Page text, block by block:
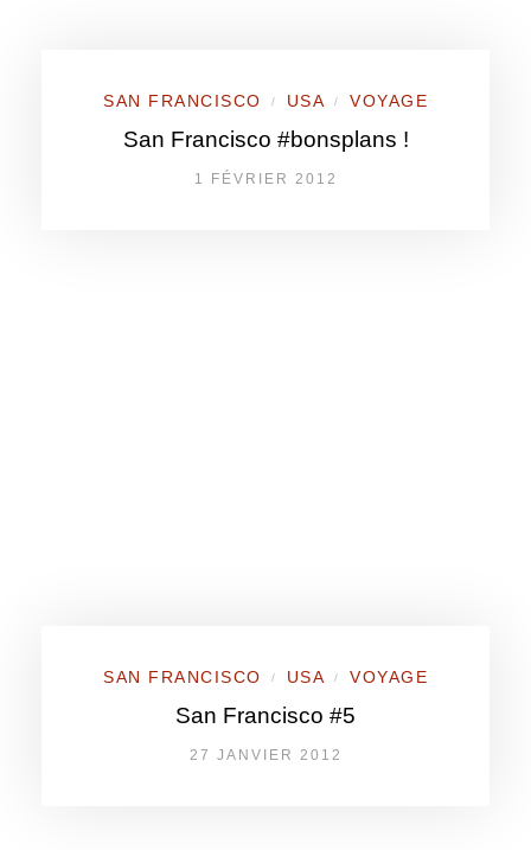
SAN FRANCISCO / USA / VOYAGE
San Francisco #bonsplans !
1 FÉVRIER 2012
SAN FRANCISCO / USA / VOYAGE
San Francisco #5
27 JANVIER 2012